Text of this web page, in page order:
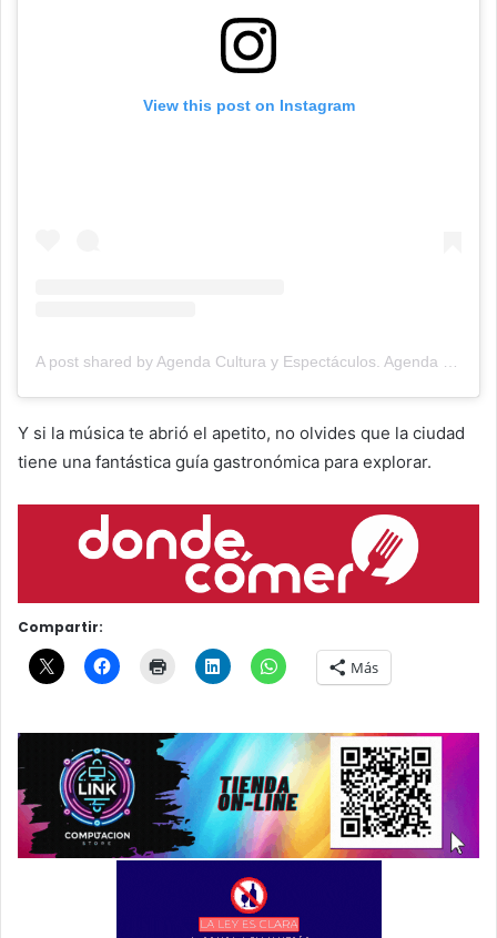
View this post on Instagram
Y si la música te abrió el apetito, no olvides que la ciudad
tiene una fantástica guía gastronómica para explorar.
Compartir:
Más